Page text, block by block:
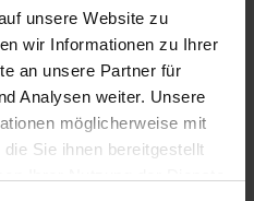
unsere Website zu
wir Informationen zu Ihrer
an unsere Partner für
Analysen weiter. Unsere
möglicherweise mit
Sie ihnen bereitgestellt
km
2023
kW / 245 PS